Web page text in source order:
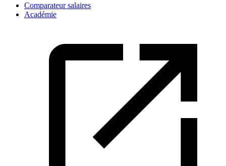
Comparateur salaires
Académie